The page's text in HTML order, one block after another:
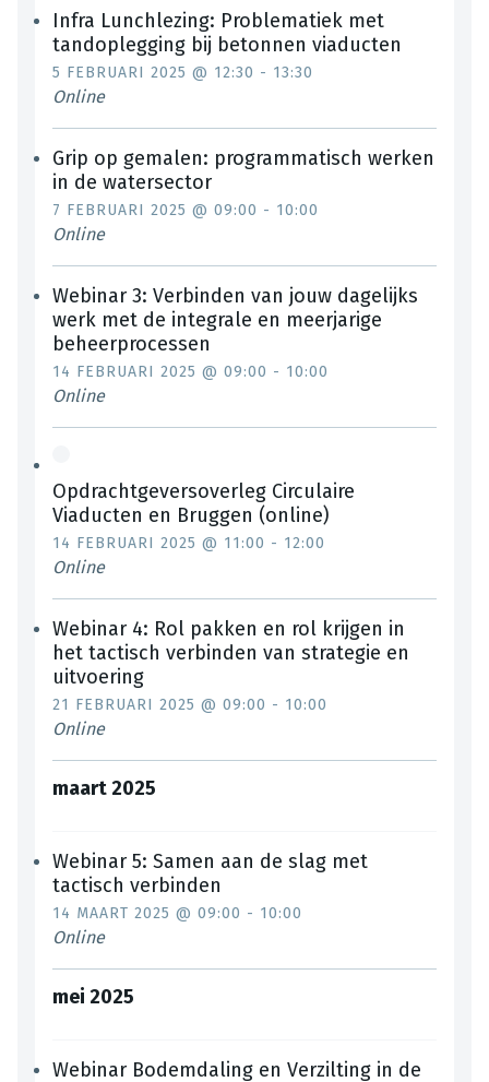
Infra Lunchlezing: Problematiek met
tandoplegging bij betonnen viaducten
5 FEBRUARI 2025 @ 12:30 - 13:30
Online
Grip op gemalen: programmatisch werken
in de watersector
7 FEBRUARI 2025 @ 09:00 - 10:00
Online
Webinar 3: Verbinden van jouw dagelijks
werk met de integrale en meerjarige
beheerprocessen
14 FEBRUARI 2025 @ 09:00 - 10:00
Online
Opdrachtgeversoverleg Circulaire
Viaducten en Bruggen (online)
14 FEBRUARI 2025 @ 11:00 - 12:00
Online
Webinar 4: Rol pakken en rol krijgen in
het tactisch verbinden van strategie en
uitvoering
21 FEBRUARI 2025 @ 09:00 - 10:00
Online
maart 2025
Webinar 5: Samen aan de slag met
tactisch verbinden
14 MAART 2025 @ 09:00 - 10:00
Online
mei 2025
Webinar Bodemdaling en Verzilting in de